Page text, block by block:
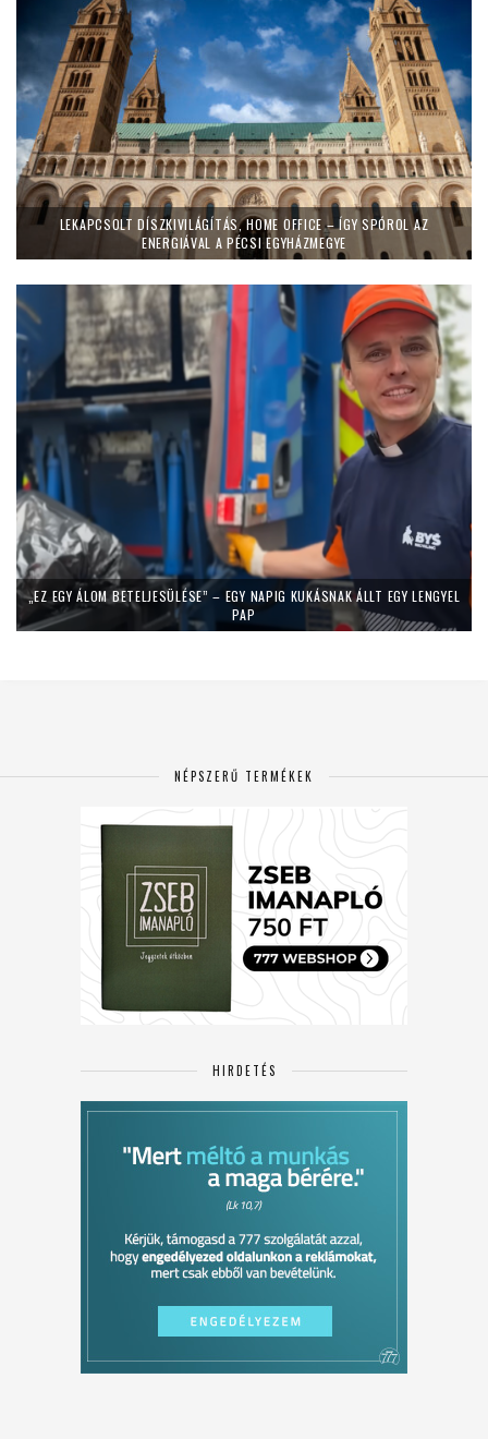
LEKAPCSOLT DÍSZKIVILÁGÍTÁS, HOME OFFICE – ÍGY SPÓROL AZ
ENERGIÁVAL A PÉCSI EGYHÁZMEGYE
„EZ EGY ÁLOM BETELJESÜLÉSE” – EGY NAPIG KUKÁSNAK ÁLLT EGY LENGYEL
PAP
NÉPSZERŰ TERMÉKEK
HIRDETÉS